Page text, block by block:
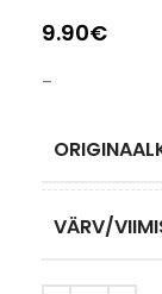
9.90€
–
VÄRV/